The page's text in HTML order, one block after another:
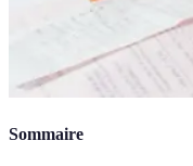
Sommaire